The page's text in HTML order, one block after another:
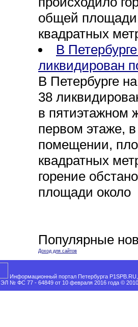
общей площади
квадратных
В
ликвидирован
В Петербурге
38
в пятиэтажном
первом этаже,
помещении,
квадратных
горение
площади около
Популярные
Доход для сайтов
Информационный портал Петербурга
ЭЛ № ФС 77 - 64849 от 10 февраля 2016 года ©